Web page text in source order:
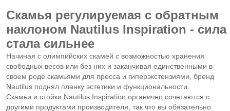
Скамья регулируемая с обратным
наклоном Nautilus Inspiration - сила
стала сильнее
Начиная с олимпийских скамей с возможностью хранения
свободных весов или без них и заканчивая единственными в
своем роде скамьями для пресса и гиперэкстензиями, бренд
Nautilus поднял планку эстетики и функциональности.
Скамьи и стойки Nautilus Inspiration органично сочетаются с
другими продуктами производителя, так что вы обязательно